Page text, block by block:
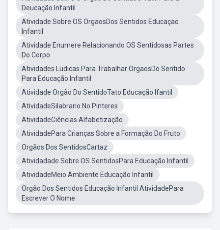
Deucação Infantil
Atividade Sobre OS OrgaosDos Sentidos Educaçao
Infantil
Atividade Enumere Relacionando OS Sentidosas Partes
Do Corpo
Atividades Ludicas Para Trabalhar OrgaosDo Sentido
Para Educação Infantil
Atividade Orgão Do SentidoTato Educação Ifantil
AtividadeSilabrario No Pinteres
AtividadeCiências Alfabetização
AtividadePara Crianças Sobre a Formação Do Fruto
Orgãos Dos SentidosCartaz
Atividadade Sobre OS SentidosPara Educação Infantil
AtividadeMeio Ambiente Educação Infantil
Orgão Dos Sentidos Educação Infantil AtividadePara
Escrever O Nome